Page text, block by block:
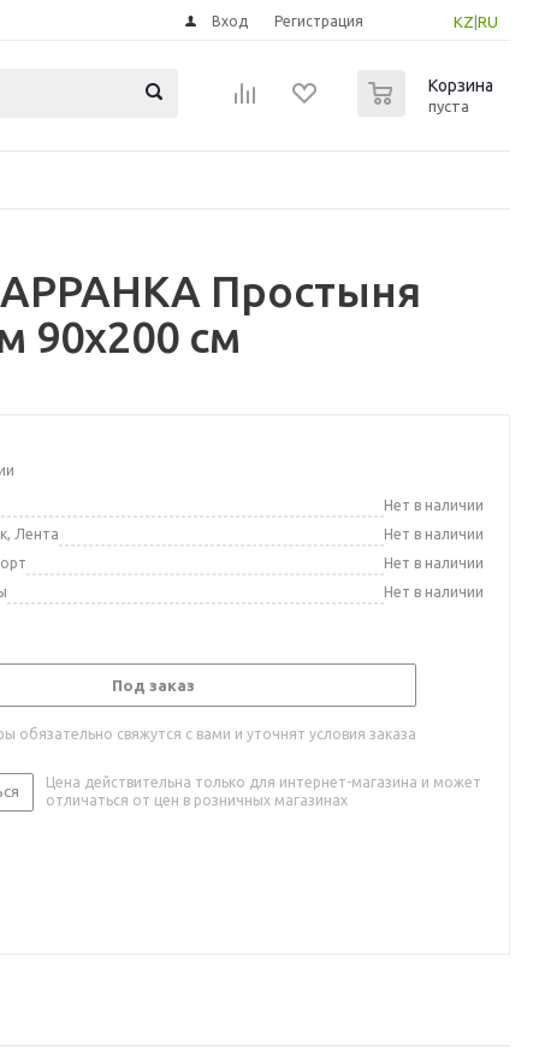
KZ RU
Вход Регистрация
Корзина
пуста
Простыня
90x200 см
Нет в наличии
Лента
Нет в наличии
Нет в наличии
Нет в наличии
Под заказ
обязательно свяжутся с вами и уточнят условия заказа
Цена действительна только для интернет-магазина и может
отличаться от цен в розничных магазинах